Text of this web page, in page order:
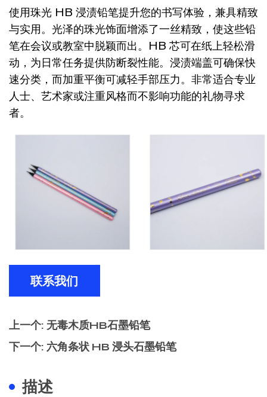
使用珠光 HB 浸渍铅笔提升您的书写体验，兼具精致
与实用。光泽的珠光饰面增添了一丝精致，使这些铅
笔在会议或教室中脱颖而出。HB 芯可在纸上轻松滑
动，为日常任务提供防断裂性能。浸渍端盖可确保快
速分类，而加重平衡可减轻手部压力。非常适合专业
人士、艺术家或注重风格而不影响功能的礼物寻求
者。
联系我们
上一个: 无毒木质HB石墨铅笔
下一个: 六角条状 HB 浸头石墨铅笔
描述